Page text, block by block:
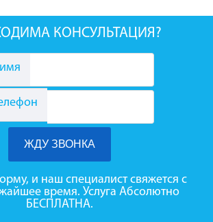
КОНСУЛЬТАЦИЯ?
и наш специалист свяжется с
время. Услуга Абсолютно
БЕСПЛАТНА.